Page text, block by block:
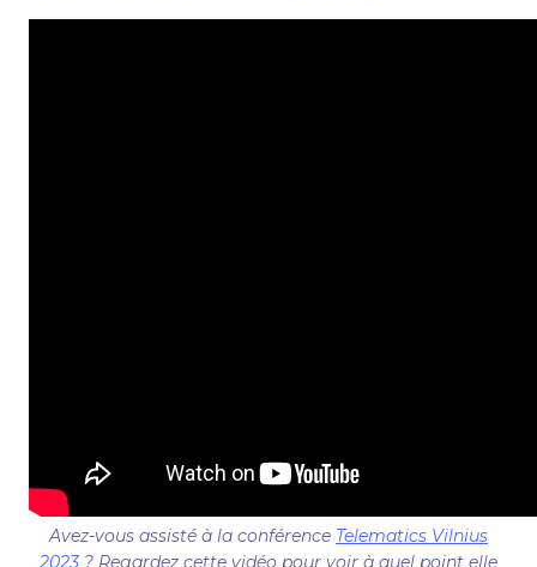
Avez-vous assisté à la conférence Telematics Vilnius
2023 ? Regardez cette vidéo pour voir à quel point elle